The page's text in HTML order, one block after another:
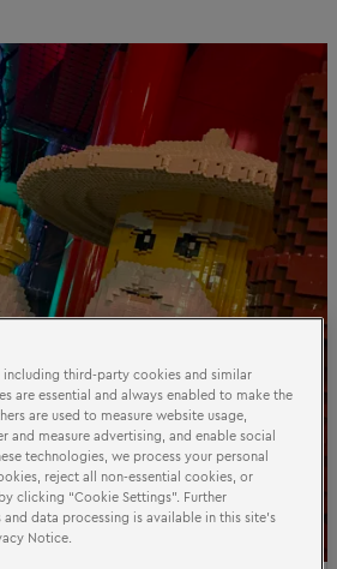
including third-party cookies and similar
are essential and always enabled to make the
are used to measure website usage,
and measure advertising, and enable social
technologies, we process your personal
reject all non-essential cookies, or
clicking “Cookie Settings”. Further
data processing is available in this site’s
Notice.